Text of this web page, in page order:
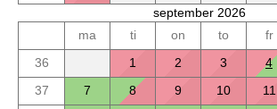
september 2026
ma
ti on to fr
36
1 2 3 4
37
7 8 9 10 11